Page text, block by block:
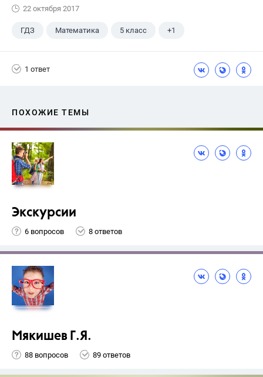
22 октября 2017
ГДЗ Математика 5 класс +1
1 ответ
ПОХОЖИЕ ТЕМЫ
Экскурсии
6 вопросов 8 ответов
Мякишев Г.Я.
88 вопросов 89 ответов